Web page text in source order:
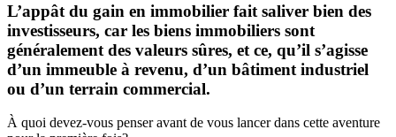
L’appât du gain en immobilier fait saliver bien des
investisseurs, car les biens immobiliers sont
généralement des valeurs sûres, et ce, qu’il s’agisse
d’un immeuble à revenu, d’un bâtiment industriel
ou d’un terrain commercial.
À quoi devez-vous penser avant de vous lancer dans cette aventure